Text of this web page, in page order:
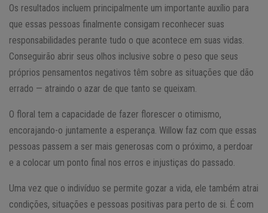
Os resultados incluem principalmente um importante auxílio para
que essas pessoas finalmente consigam reconhecer suas
responsabilidades perante tudo o que acontece em suas vidas.
Conseguirão abrir seus olhos inclusive sobre o peso que seus
próprios pensamentos negativos têm sobre as situações que dão
errado — atraindo o azar de que tanto se queixam.
O floral tem a capacidade de fazer florescer o otimismo,
encorajando-o juntamente a esperança. Willow faz com que essas
pessoas passem a ser mais generosas com o próximo, a perdoar
e a colocar um ponto final nos erros e injustiças do passado.
Uma vez que o indivíduo se permite gozar a vida, ele também atrai
condições, situações e pessoas positivas para perto de si. É com